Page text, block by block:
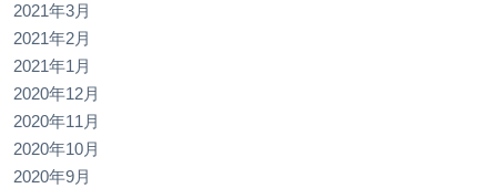
2021年3月
2021年2月
2021年1月
2020年12月
2020年11月
2020年10月
2020年9月